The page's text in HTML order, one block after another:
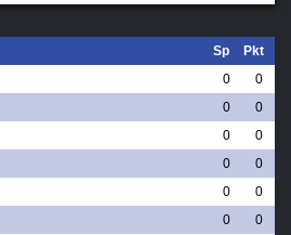
Sp
Pkt
0
0
0
0
0
0
0
0
0
0
0
0